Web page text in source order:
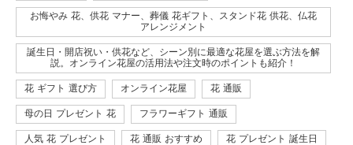
お悔やみ 花、供花 マナー、葬儀 花ギフト、スタンド花 供花、仏花
アレンジメント
誕生日・開店祝い・供花など、シーン別に最適な花屋を選ぶ方法を解
説。オンライン花屋の活用法や注文時のポイントも紹介！
花 ギフト 選び方 オンライン花屋 花 通販
母の日 プレゼント 花 フラワーギフト 通販
人気 花 プレゼント 花 通販 おすすめ 花 プレゼント 誕生日